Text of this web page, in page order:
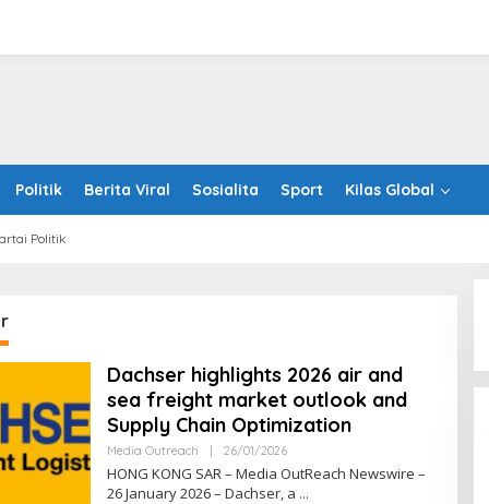
Politik Berita Viral Sosialita Sport Kilas Global
Politik
Dachser highlights 2026 air and
sea freight market outlook and
Supply Chain Optimization
Media Outreach 26/01/2026Oleh
HONG KONG SAR – Media OutReach Newswire –
26 January 2026 – Dachser, a